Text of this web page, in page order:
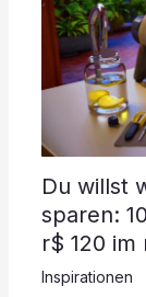
Du willst
sparen:
r$ 120
Inspirationen